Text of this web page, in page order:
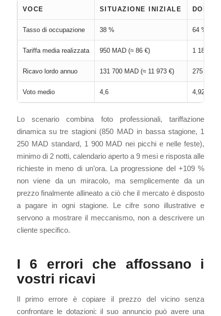
VOCE SITUAZIONE INIZIALE DOPO
Tasso di occupazione 38 % 64 %
Tariffa media realizzata 950 MAD (≈ 86 €) 1 180
Ricavo lordo annuo 131 700 MAD (≈ 11 973 €) 275 700
Voto medio 4,6 4,92
Lo scenario combina foto professionali, tariffazione
dinamica su tre stagioni (850 MAD in bassa stagione, 1
250 MAD standard, 1 900 MAD nei picchi e nelle feste),
minimo di 2 notti, calendario aperto a 9 mesi e risposta alle
richieste in meno di un’ora. La progressione del +109 %
non viene da un miracolo, ma semplicemente da un
prezzo finalmente allineato a ciò che il mercato è disposto
a pagare in ogni stagione. Le cifre sono illustrative e
servono a mostrare il meccanismo, non a descrivere un
cliente specifico.
I 6 errori che affossano i
vostri ricavi
Il primo errore è copiare il prezzo del vicino senza
confrontare le dotazioni: il suo annuncio può avere una